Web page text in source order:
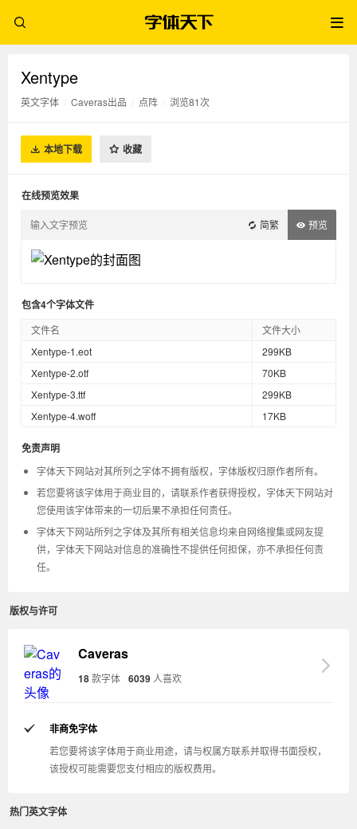
Xentype
英文字体 Caveras出品 点阵 浏览81次
本地下载 收藏
在线预览效果
简繁 预览
包含4个字体文件
文件名
文件大小
Xentype-1.eot
299KB
Xentype-2.otf
70KB
Xentype-3.ttf
299KB
Xentype-4.woff
17KB
免责声明
字体天下网站对其所列之字体不拥有版权，字体版权归原作者所有。
若您要将该字体用于商业目的，请联系作者获得授权，字体天下网站对
您使用该字体带来的一切后果不承担任何责任。
字体天下网站所列之字体及其所有相关信息均来自网络搜集或网友提
供，字体天下网站对信息的准确性不提供任何担保，亦不承担任何责
任。
版权与许可
Caveras
18款字体 6039 人喜欢
非商免字体
若您要将该字体用于商业用途，请与权属方联系并取得书面授权，
该授权可能需要您支付相应的版权费用。
热门英文字体